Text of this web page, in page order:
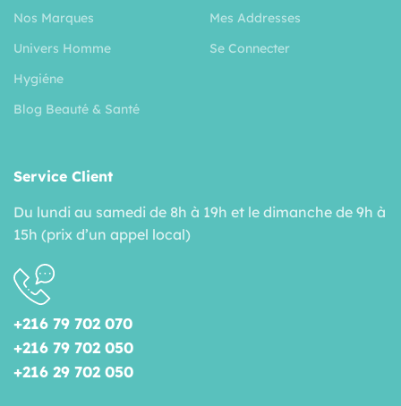
Nos Marques
Univers Homme
Hygiéne
Blog Beauté & Santé
Mes Addresses
Se Connecter
Service Client
Du lundi au samedi de 8h à 19h et le dimanche de 9h à
15h (prix d’un appel local)
+216 79 702 070
+216 79 702 050
+216 29 702 050